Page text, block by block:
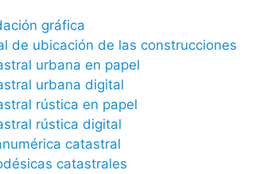
gráfica
de ubicación de las construcciones
urbana en papel
urbana digital
rústica en papel
rústica digital
catastral
catastrales